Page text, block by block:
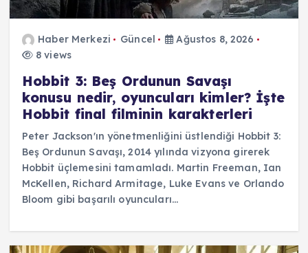
Haber Merkezi Güncel
Ağustos 8, 2026
8 views
Hobbit 3: Beş Ordunun Savaşı
konusu nedir, oyuncuları kimler? İşte
Hobbit final filminin karakterleri
Peter Jackson'ın yönetmenliğini üstlendiği Hobbit 3:
Beş Ordunun Savaşı, 2014 yılında vizyona girerek
Hobbit üçlemesini tamamladı. Martin Freeman, Ian
McKellen, Richard Armitage, Luke Evans ve Orlando
Bloom gibi başarılı oyuncuları…